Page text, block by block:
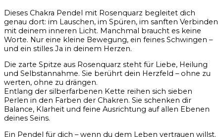
Dieses Chakra Pendel mit Rosenquarz begleitet dich
genau dort: im Lauschen, im Spüren, im sanften Verbinden
mit deinem inneren Licht. Manchmal braucht es keine
Worte. Nur eine kleine Bewegung, ein feines Schwingen –
und ein stilles Ja in deinem Herzen.
Die zarte Spitze aus Rosenquarz steht für Liebe, Heilung
und Selbstannahme. Sie berührt dein Herzfeld – ohne zu
werten, ohne zu drängen.
Entlang der silberfarbenen Kette reihen sich sieben
Perlen in den Farben der Chakren. Sie schenken dir
Balance, Klarheit und feine Ausrichtung auf allen Ebenen
deines Seins.
Ein Pendel für dich – wenn du dem Leben vertrauen willst.